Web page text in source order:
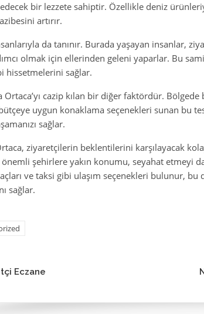
bir lezzete sahiptir. Özellikle deniz
artırır.
da tanınır. Burada yaşayan insanlar,
olmak için ellerinden geleni yaparlar. Bu
hissetmelerini sağlar.
Ortaca’yı cazip kılan bir diğer faktördür.
uygun konaklama seçenekleri sunan bu
sağlar.
ziyaretçilerin beklentilerini karşılayacak
şehirlere yakın konumu, seyahat etmeyi
ve taksi gibi ulaşım seçenekleri bulunur,
sağlar.
Eczane